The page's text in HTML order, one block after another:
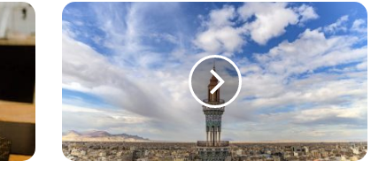
ScreenToGif,
para
grabar
la
pantalla
y
guardarla
como
GIF